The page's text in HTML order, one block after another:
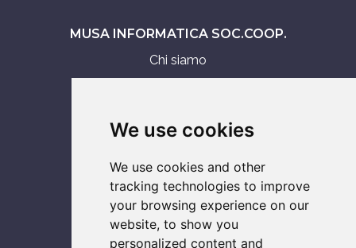
We use cookies
We use cookies and other
tracking technologies to improve
your browsing experience on our
website, to show you
personalized content and
MUSA INFORMATICA SOC.COOP.
Chi siamo
Vendita
ASSISTENZA SU
Console
Notebook